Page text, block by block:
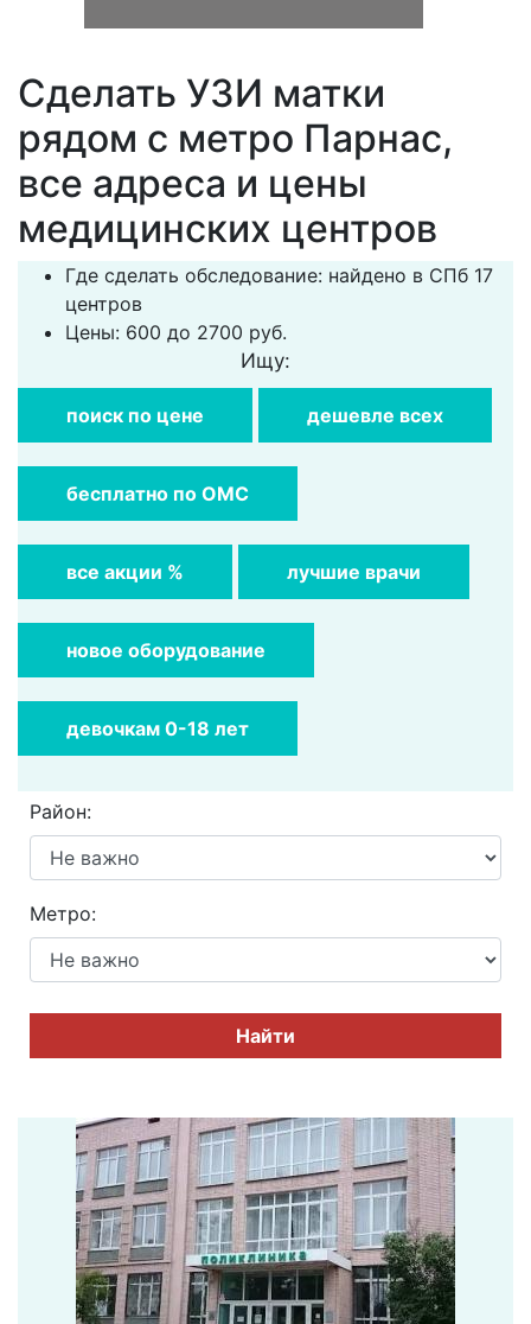
Сделать УЗИ матки
рядом с метро Парнас,
все адреса и цены
медицинских центров
Где сделать обследование: найдено в СПб 17
центров
Цены: 600 до 2700 руб.
Ищу:
поиск по цене дешевле всех
бесплатно по ОМС
все акции % лучшие врачи
новое оборудование
девочкам 0-18 лет
Район:
Метро:
Найти